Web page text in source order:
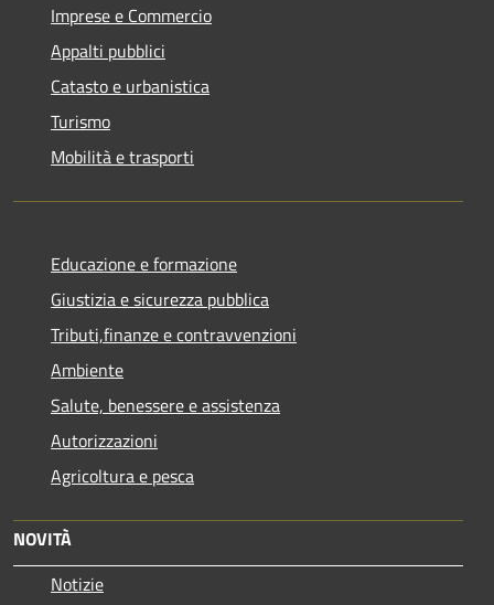
Imprese e Commercio
Appalti pubblici
Catasto e urbanistica
Turismo
Mobilità e trasporti
Educazione e formazione
Giustizia e sicurezza pubblica
Tributi,finanze e contravvenzioni
Ambiente
Salute, benessere e assistenza
Autorizzazioni
Agricoltura e pesca
NOVITÀ
Notizie